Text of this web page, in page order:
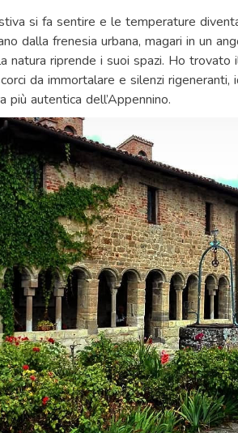
si fa sentire e le temperature
dalla frenesia urbana, magari in un
natura riprende i suoi spazi. Ho trovato
da immortalare e silenzi
più autentica dell’Appennino.